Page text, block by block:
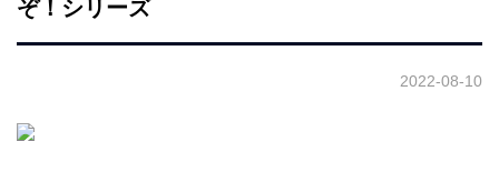
ぞ！シリーズ
2022-08-10